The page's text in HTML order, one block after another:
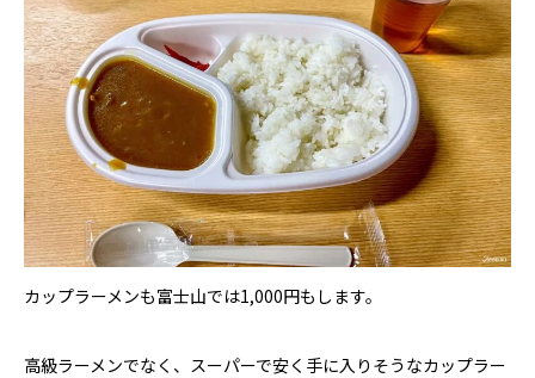
カップラーメンも富士山では1,000円もします。
高級ラーメンでなく、スーパーで安く手に入りそうなカップラー